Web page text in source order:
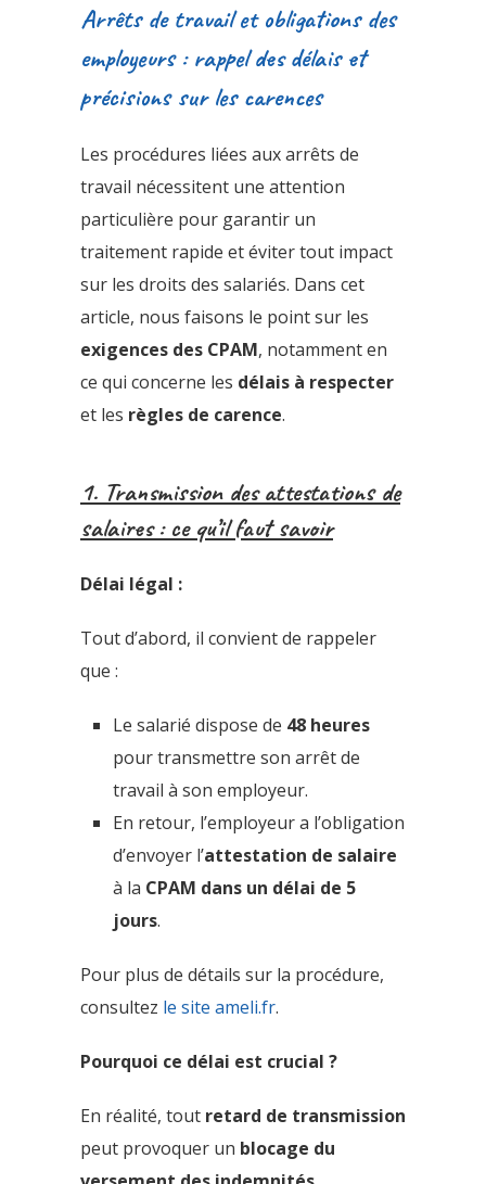
Arrêts de travail et obligations des
employeurs : rappel des délais et
précisions sur les carences
Les procédures liées aux arrêts de
travail nécessitent une attention
particulière pour garantir un
traitement rapide et éviter tout impact
sur les droits des salariés. Dans cet
article, nous faisons le point sur les
exigences des CPAM, notamment en
ce qui concerne les délais à respecter
et les règles de carence.
1. Transmission des attestations de
salaires : ce qu’il faut savoir
Délai légal :
Tout d’abord, il convient de rappeler
que :
Le salarié dispose de 48 heures
pour transmettre son arrêt de
travail à son employeur.
En retour, l’employeur a l’obligation
d’envoyer l’attestation de salaire
à la CPAM dans un délai de 5
jours.
Pour plus de détails sur la procédure,
consultez le site ameli.fr.
Pourquoi ce délai est crucial ?
En réalité, tout retard de transmission
peut provoquer un blocage du